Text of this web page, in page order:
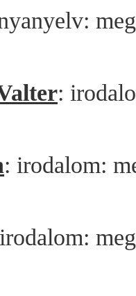
:
: irodalom: